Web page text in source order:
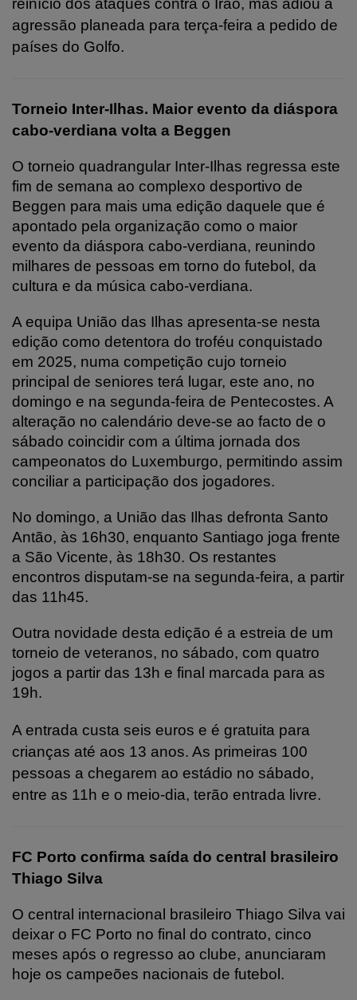
reinício dos ataques contra o Irão, mas adiou a
agressão planeada para terça-feira a pedido de
países do Golfo.
Torneio Inter-Ilhas. Maior evento da diáspora
cabo-verdiana volta a Beggen
O torneio quadrangular Inter-Ilhas regressa este
fim de semana ao complexo desportivo de
Beggen para mais uma edição daquele que é
apontado pela organização como o maior
evento da diáspora cabo-verdiana, reunindo
milhares de pessoas em torno do futebol, da
cultura e da música cabo-verdiana.
A equipa União das Ilhas apresenta-se nesta
edição como detentora do troféu conquistado
em 2025, numa competição cujo torneio
principal de seniores terá lugar, este ano, no
domingo e na segunda-feira de Pentecostes. A
alteração no calendário deve-se ao facto de o
sábado coincidir com a última jornada dos
campeonatos do Luxemburgo, permitindo assim
conciliar a participação dos jogadores.
No domingo, a União das Ilhas defronta Santo
Antão, às 16h30, enquanto Santiago joga frente
a São Vicente, às 18h30. Os restantes
encontros disputam-se na segunda-feira, a partir
das 11h45.
Outra novidade desta edição é a estreia de um
torneio de veteranos, no sábado, com quatro
jogos a partir das 13h e final marcada para as
19h.
A entrada custa seis euros e é gratuita para
crianças até aos 13 anos. As primeiras 100
pessoas a chegarem ao estádio no sábado,
entre as 11h e o meio-dia, terão entrada livre.
FC Porto confirma saída do central brasileiro
Thiago Silva
O central internacional brasileiro Thiago Silva vai
deixar o FC Porto no final do contrato, cinco
meses após o regresso ao clube, anunciaram
hoje os campeões nacionais de futebol.